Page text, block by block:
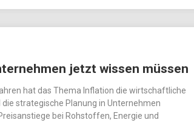
jetzt wissen müssen
hat das Thema Inflation die wirtschaftliche
strategische Planung in Unternehmen
bei Rohstoffen, Energie und